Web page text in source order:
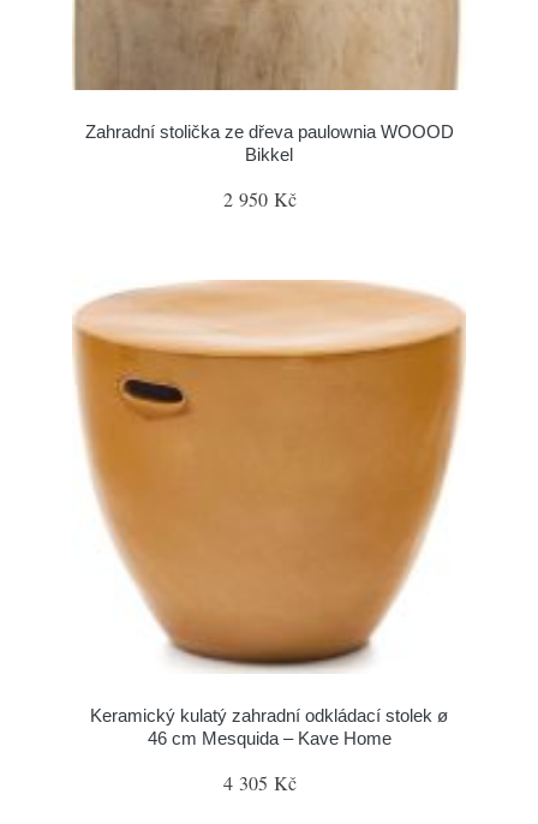
Zahradní stolička ze dřeva paulownia WOOOD
Bikkel
2 950 Kč
Keramický kulatý zahradní odkládací stolek ø
46 cm Mesquida – Kave Home
4 305 Kč